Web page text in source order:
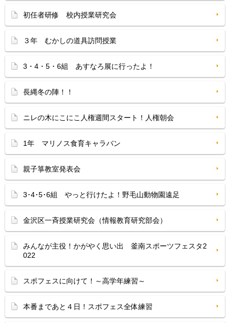
初任者研修 校内授業研究会
３年 むかしの道具訪問授業
3・4・5・6組 あすなろ展に行ったよ！
長縄冬の陣！！
ニレの木にこにこ人権週間スタート！人権朝会
1年 マリノス食育キャラバン
親子箏教室発表会
3･4･5･6組 やっと行けたよ！野毛山動物園遠足
金沢区一斉授業研究会（情報教育研究部会）
みんなが主役！かがやく思い出 釜南スポーツフェスタ2
022
スポフェスに向けて！～高学年練習～
本番まであと４日！スポフェス全体練習